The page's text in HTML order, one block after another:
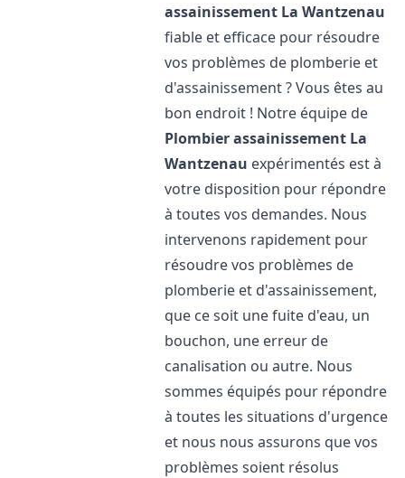
assainissement La Wantzenau
fiable et efficace pour résoudre
vos problèmes de plomberie et
d'assainissement ? Vous êtes au
bon endroit ! Notre équipe de
Plombier assainissement La
Wantzenau expérimentés est à
votre disposition pour répondre
à toutes vos demandes. Nous
intervenons rapidement pour
résoudre vos problèmes de
plomberie et d'assainissement,
que ce soit une fuite d'eau, un
bouchon, une erreur de
canalisation ou autre. Nous
sommes équipés pour répondre
à toutes les situations d'urgence
et nous nous assurons que vos
problèmes soient résolus